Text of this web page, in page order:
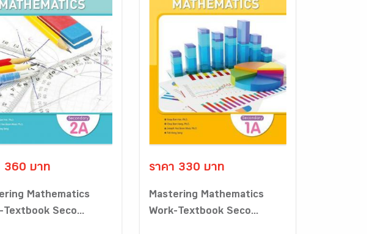
360 บาท
Mathematics
Textbook Seco...
ราคา 330 บาท
Mastering Mathematics
Work-Textbook Seco...